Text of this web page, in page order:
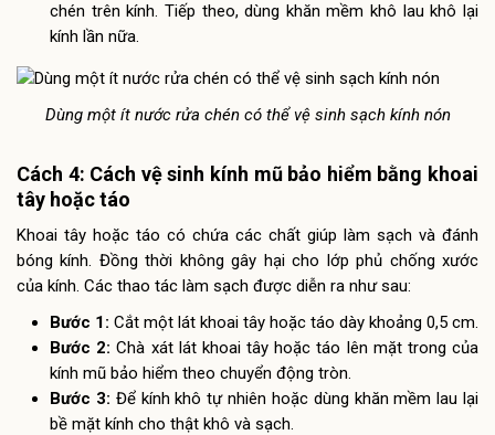
chén trên kính. Tiếp theo, dùng khăn mềm khô lau khô lại
kính lần nữa.
Dùng một ít nước rửa chén có thể vệ sinh sạch kính nón
Cách 4: Cách vệ sinh kính mũ bảo hiểm bằng khoai
tây hoặc táo
Khoai tây hoặc táo có chứa các chất giúp làm sạch và đánh
bóng kính. Đồng thời không gây hại cho lớp phủ chống xước
của kính. Các thao tác làm sạch được diễn ra như sau:
Bước 1: Cắt một lát khoai tây hoặc táo dày khoảng 0,5 cm.
Bước 2: Chà xát lát khoai tây hoặc táo lên mặt trong của
kính mũ bảo hiểm theo chuyển động tròn.
Bước 3: Để kính khô tự nhiên hoặc dùng khăn mềm lau lại
bề mặt kính cho thật khô và sạch.